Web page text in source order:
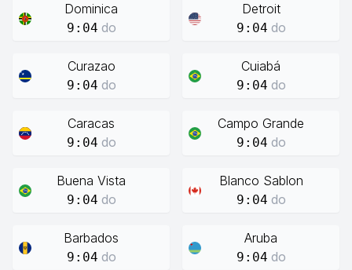
Dominica
9:04 do
Detroit
9:04 do
Curazao
9:04 do
Cuiabá
9:04 do
Caracas
9:04 do
Campo Grande
9:04 do
Buena Vista
9:04 do
Blanco Sablon
9:04 do
Barbados
9:04 do
Aruba
9:04 do